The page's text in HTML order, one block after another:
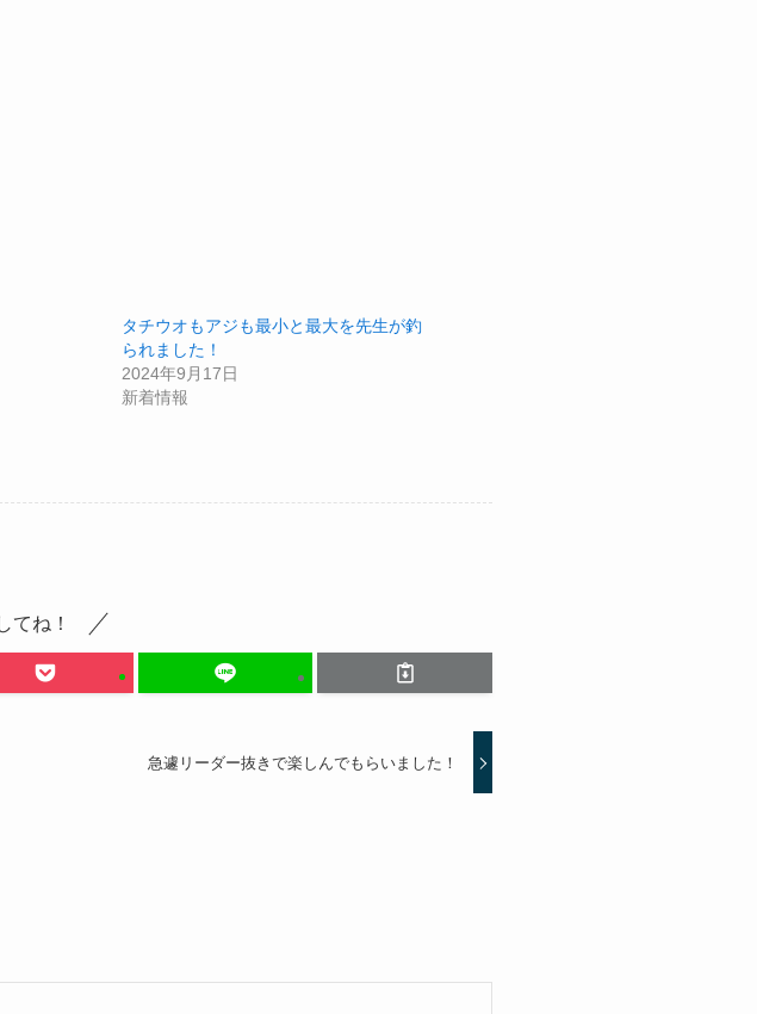
タチウオもアジも最小と最大を先生が釣
られました！
2024年9月17日
新着情報
てね！
急遽リーダー抜きで楽しんでもらいました！